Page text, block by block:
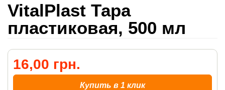
VitalPlast Тара
пластиковая, 500 мл
16,00 грн.
Купить в 1 клик